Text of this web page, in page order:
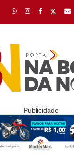
Publicidade